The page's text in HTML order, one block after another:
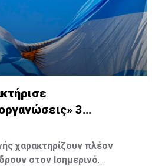
3
χαρακτηρίζουν πλέον
στον Ισημερινό